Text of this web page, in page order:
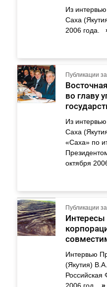
Из
Саха
2006 года.
Публикации
во главу
Из
Саха
«Саха» по
октября
Публикации
Интересы
Интервью
(Якутия)
Российская